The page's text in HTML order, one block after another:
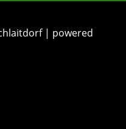
| powered